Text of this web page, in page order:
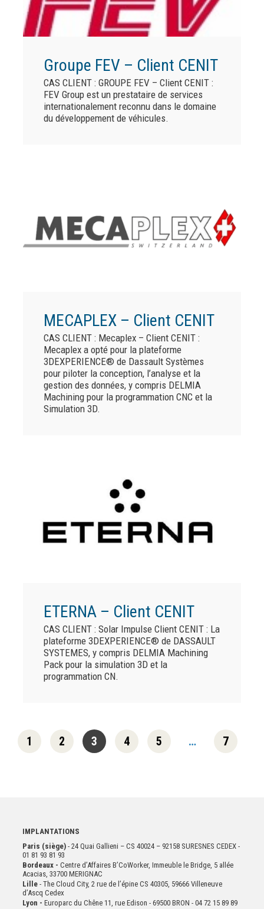
Groupe FEV – Client CENIT
CAS CLIENT : GROUPE FEV – Client CENIT :
FEV Group est un prestataire de services
internationalement reconnu dans le domaine
du développement de véhicules.
MECAPLEX – Client CENIT
CAS CLIENT : Mecaplex – Client CENIT :
Mecaplex a opté pour la plateforme
3DEXPERIENCE® de Dassault Systèmes
pour piloter la conception, l’analyse et la
gestion des données, y compris DELMIA
Machining pour la programmation CNC et la
Simulation 3D.
ETERNA – Client CENIT
CAS CLIENT : Solar Impulse Client CENIT : La
plateforme 3DEXPERIENCE® de DASSAULT
SYSTEMES, y compris DELMIA Machining
Pack pour la simulation 3D et la
programmation CN.
1 2 3 4 5 … 7
IMPLANTATIONS
Paris (siège) - 24 Quai Gallieni – CS 40024 – 92158 SURESNES CEDEX -
01 81 93 81 93
Bordeaux - Centre d’Affaires B’CoWorker, Immeuble le Bridge, 5 allée
Acacias, 33700 MERIGNAC
Lille- The Cloud City, 2 rue de l’épine CS 40305, 59666 Villeneuve
d’Ascq Cedex
Lyon - Europarc du Chêne 11, rue Edison - 69500 BRON - 04 72 15 89 89